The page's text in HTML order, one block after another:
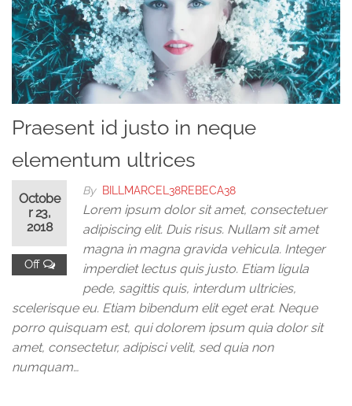
Praesent id justo in neque
elementum ultrices
By BILLMARCEL38REBECA38
Octobe
r 23,
2018
Off
Lorem ipsum dolor sit amet, consectetuer
adipiscing elit. Duis risus. Nullam sit amet
magna in magna gravida vehicula. Integer
imperdiet lectus quis justo. Etiam ligula
pede, sagittis quis, interdum ultricies,
scelerisque eu. Etiam bibendum elit eget erat. Neque
porro quisquam est, qui dolorem ipsum quia dolor sit
amet, consectetur, adipisci velit, sed quia non
numquam…